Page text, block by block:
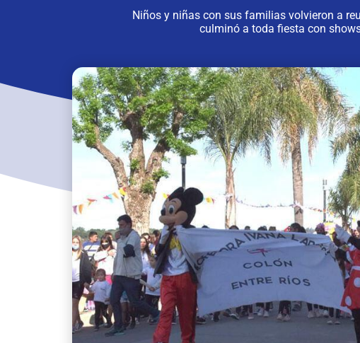
Niños y niñas con sus familias volvieron a
culminó a toda fiesta con